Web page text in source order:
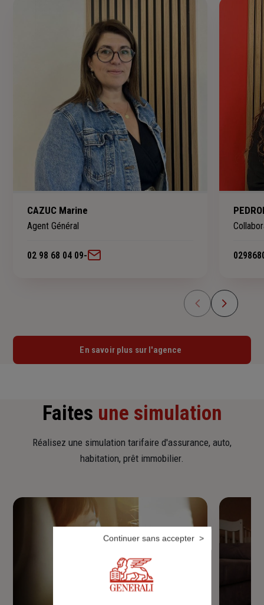
CAZUC Marine
Agent Général
02 98 68 04 09-
En savoir plus sur l'agence
Faites une simulation
Réalisez une simulation tarifaire d'assurance, auto,
habitation, prêt immobilier.
Continuer sans accepter